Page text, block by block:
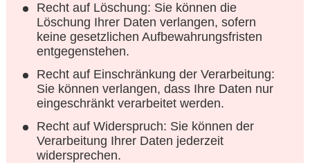
Recht auf Löschung: Sie können die
Löschung Ihrer Daten verlangen, sofern
keine gesetzlichen Aufbewahrungsfristen
entgegenstehen.
Recht auf Einschränkung der Verarbeitung:
Sie können verlangen, dass Ihre Daten nur
eingeschränkt verarbeitet werden.
Recht auf Widerspruch: Sie können der
Verarbeitung Ihrer Daten jederzeit
widersprechen.